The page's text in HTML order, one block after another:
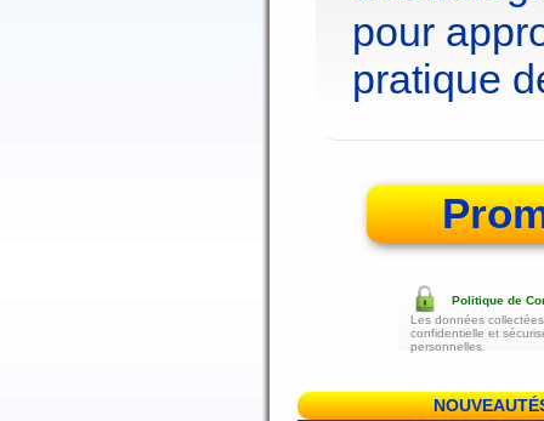
pour
pratique
Politique de
Les données
confidentielle et
personnelles.